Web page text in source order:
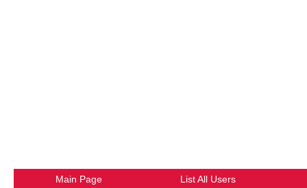
Main Page List All Users